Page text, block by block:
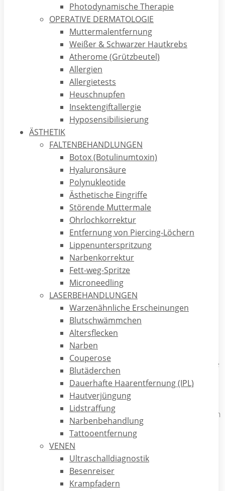
Photodynamische Therapie
OPERATIVE DERMATOLOGIE
Muttermalentfernung
Weißer & Schwarzer Hautkrebs
Atherome (Grützbeutel)
Allergien
Allergietests
Heuschnupfen
Insektengiftallergie
Hyposensibilisierung
ÄSTHETIK
FALTENBEHANDLUNGEN
Botox (Botulinumtoxin)
Hyaluronsäure
Polynukleotide
Ästhetische Eingriffe
Störende Muttermale
Ohrlochkorrektur
Entfernung von Piercing-Löchern
Lippenunterspritzung
Narbenkorrektur
Fett-weg-Spritze
Microneedling
LASERBEHANDLUNGEN
Warzenähnliche Erscheinungen
Blutschwämmchen
Altersflecken
Narben
Couperose
Blutäderchen
Dauerhafte Haarentfernung (IPL)
Hautverjüngung
Lidstraffung
Narbenbehandlung
Tattooentfernung
VENEN
Ultraschalldiagnostik
Besenreiser
Krampfadern
Die Akne tritt am häufigsten während der Pubertät auf, aber
auch Erkrankungen nach dem 25. Lebensjahr sind mit 20-
30% der Patienten gar nicht so selten. Diese „späte“ Akne
wird Akne tarda genannt.
Auslöser der Entzündungen bei Akne ist eine gesteigerte
und veränderte Talgproduktion in den Talgdrüsen.
Gleichzeitig sind die Ausführungsgänge der Talgdrüsen
verhornt („verstopfte Poren“). Es entstehen Komedonen
(„Mitesser“). Die offenen Komedonen haben vom
Hautpigment ein schwarzes „Köpfchen“ und sind gut
sichtbar. Die geschlossenen Komedonen sind erhaben und
weißlich, sie können nur durch eine medizinische
Ausreinigung sinnvoll entfernt werden. Die verstärkte
Talgproduktion begünstigt die übermäßige Vermehrung von
Propionibakterien. Als Reaktion auf die Vermehrung der
Bakterien bewirkt das aktivierte Immunsystem eine Rötung
und Schwellung: der „Pickel“ ist entstanden!
Die Behandlung der Akne richtet sich nach dem
Schweregrad. Leichtere Formen werden nur äußerlich mit
schälenden und antientzündlich/antibakteriell wirksamen
Cremes oder Gelen behandelt wie z.B. mit dem
Antibiotikum Clindamycin oder dem antibakteriell
wirksamen Benzyolperoxyd. Oft werden auch sogenannte
„Retinoide“ (Vitamin-A-Säure-Abkömmlinge) eingesetzt.
Üblich ist eine Kombinationstherapie. Begleitend erfolgt
sinnvollerweise eine medizinische Ausreinigung der Haut in
regelmäßigen Abständen. Auch Fruchtsäurepeelings und die
Microdermabrasion sind gute kosmetische Verfahren, um
das Hautbild zu verbessern. Das Problem der äußerlich
angewandten Behandlungen ist eine mögliche Reizung der
Haut, die dann mit Rötungen und/oder Schuppung reagieren
kann. Gerade die Patienten mit der Spätakne vertragen die
äußerlichen Behandlungen oft schlecht und leiden dann
unter der gespannten, irritierten Haut im Gesicht.
Sobald es zu ersten Vernarbungen kommt, werden von den
Hautärzten systemisch wirksame Medikamente verordnet.